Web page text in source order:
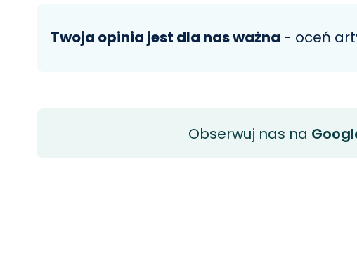
Twoja opinia jest dla nas ważna - oceń
Obserwuj nas na